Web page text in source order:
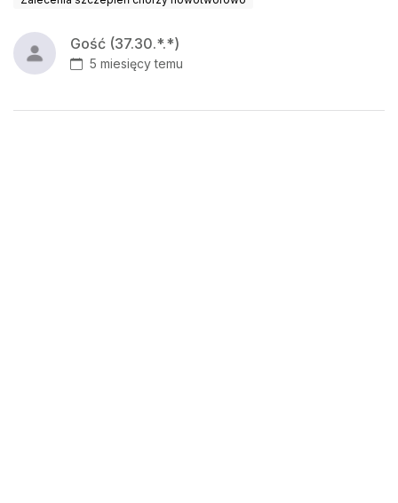
Gość (37.30.*.*)
5 miesięcy temu